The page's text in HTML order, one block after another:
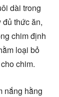
dài trong
đủ thức ăn,
chim định
loại bỏ
chim.
nắng hằng